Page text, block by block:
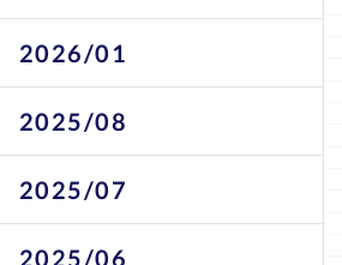
2026/01
2025/08
2025/07
2025/06